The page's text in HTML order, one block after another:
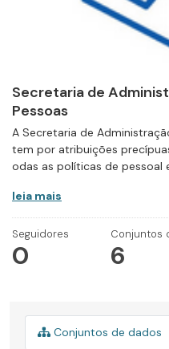
Secretaria de
Pessoas
A Secretaria de
tem por atribuições
odas as políticas de pessoal
leia mais
Seguidores
0
Conjuntos
6
Conjuntos de dados